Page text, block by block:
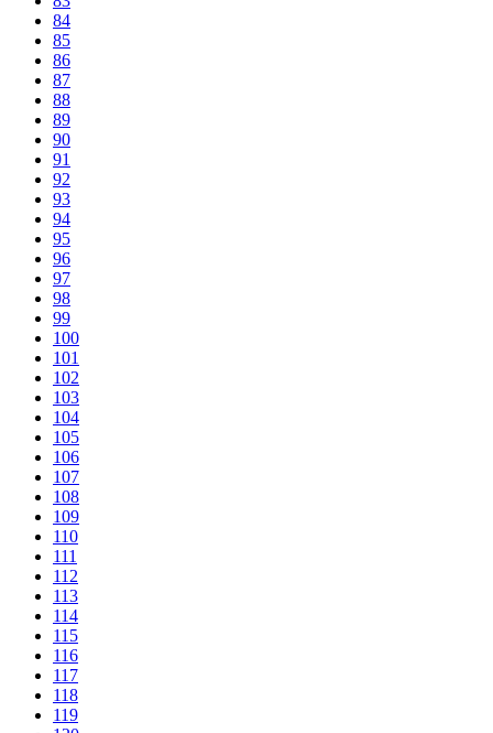
84
85
86
87
88
89
90
91
92
93
94
95
96
97
98
99
100
101
102
103
104
105
106
107
108
109
110
111
112
113
114
115
116
117
118
119